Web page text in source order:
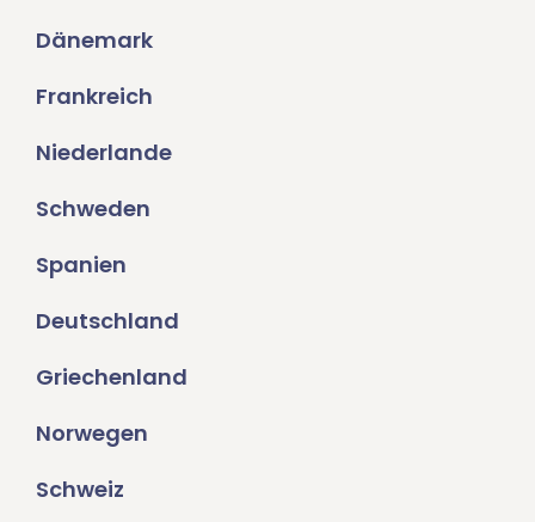
Dänemark
Frankreich
Niederlande
Schweden
Spanien
Deutschland
Griechenland
Norwegen
Schweiz